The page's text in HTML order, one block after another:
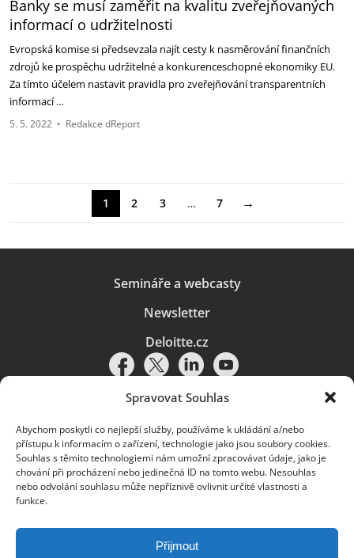
Spravovat Souhlas
Abychom poskytli co nejlepší služby, používáme k ukládání a/nebo
přístupu k informacím o zařízení, technologie jako jsou soubory cookies.
Souhlas s těmito technologiemi nám umožní zpracovávat údaje, jako je
chování při procházení nebo jedinečná ID na tomto webu. Nesouhlas
nebo odvolání souhlasu může nepříznivě ovlivnit určité vlastnosti a
funkce.
Přijmout
Banky se musí zaměřit na kvalitu zveřejňovaných
informací o udržitelnosti
Evropská komise si předsevzala najít cesty k nasměrování finančních
zdrojů ke prospěchu udržitelné a konkurenceschopné ekonomiky EU.
Za tímto účelem nastavit pravidla pro zveřejňování transparentních
informací …
5. 5. 2022 • Redakce dReport
1 2 3 … 7 →
Semináře a webcasty
Newsletter
Deloitte.cz
Pravidla používání|Ochrana osobních údajů|Soubory cookies |
Deloitte.cz
© 2026. Více informací najdete vPravidlech používání.
Deloitte označuje jednu či více společností globální sítě členských
a přidružené subjekty (souhrnně „organizace Deloitte“). Společnost DTTL
(rovněž označovaná jako „Deloitte Global“) a každá z jejích členských
společností a jejich přidružených subjektů je samostatným a nezávislým